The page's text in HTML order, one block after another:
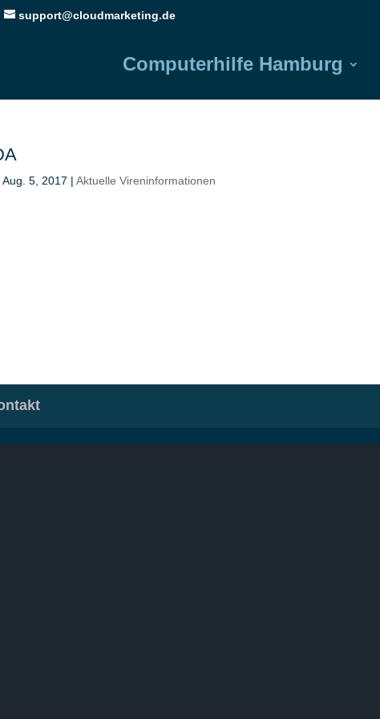
support@cloudmarketing.de
Computerhilfe Hamburg
Aug. 5, 2017 | Aktuelle Vireninformationen